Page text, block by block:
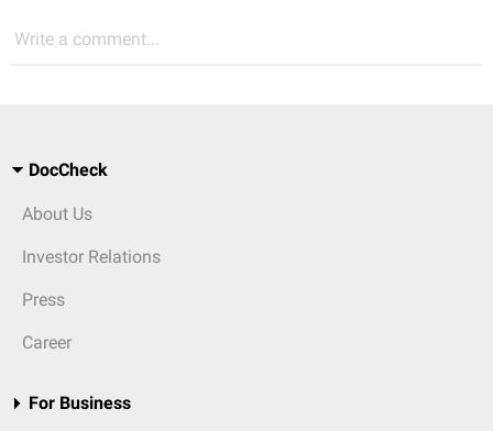
Write a comment...
DocCheck
About Us
Investor Relations
Press
Career
For Business